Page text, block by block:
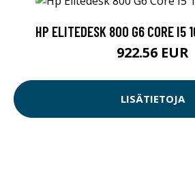
HP ELITEDESK 800 G6 CORE I5
922.56 EUR
LISÄTIETOJA